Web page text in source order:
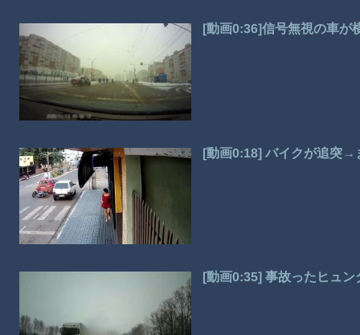
[動画0:36]信号無視の車が
[動画0:18] バイクが追突→
[動画0:35] 事故ったヒュ